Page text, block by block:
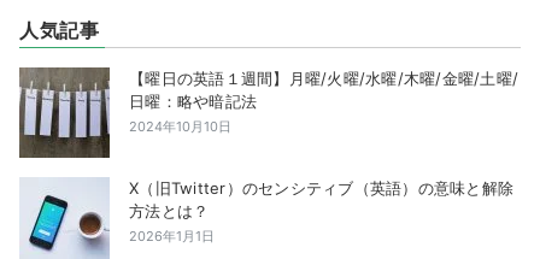
人気記事
【曜日の英語１週間】月曜/火曜/水曜/木曜/金曜/土曜/
日曜：略や暗記法
2024年10月10日
X（旧Twitter）のセンシティブ（英語）の意味と解除
方法とは？
2026年1月1日